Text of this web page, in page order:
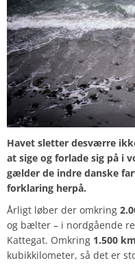
Havet sletter desværre
at sige og forlade sig på i
gælder de indre danske
forklaring herpå.
Årligt løber der omkring
og bælter – i nordgående
Kattegat. Omkring 1.500
kubikkilometer, så det er